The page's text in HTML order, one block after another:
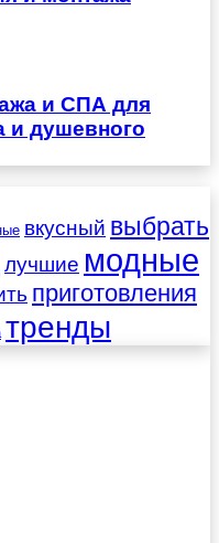
и СПА для
и душевного
вкусный выбрать
лучшие модные
приготовления
тренды